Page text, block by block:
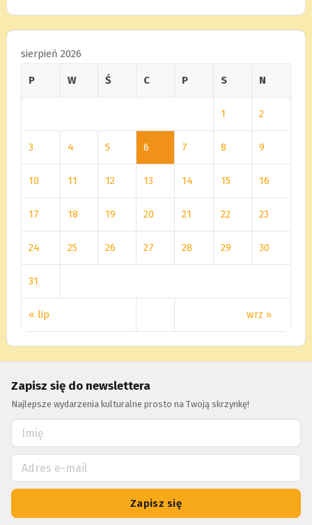
sierpień 2026
P W Ś C P S N
« lip wrz »
1 2
3 4 5 6 7 8 9
10 11 12 13 14 15 16
17 18 19 20 21 22 23
24 25 26 27 28 29 30
31
Zapisz się do newslettera
Najlepsze wydarzenia kulturalne prosto na Twoją skrzynkę!
Zapisz się